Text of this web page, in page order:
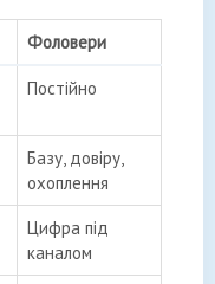
Фоловери
Постійно
Базу, довіру,
охоплення
Цифра під
каналом